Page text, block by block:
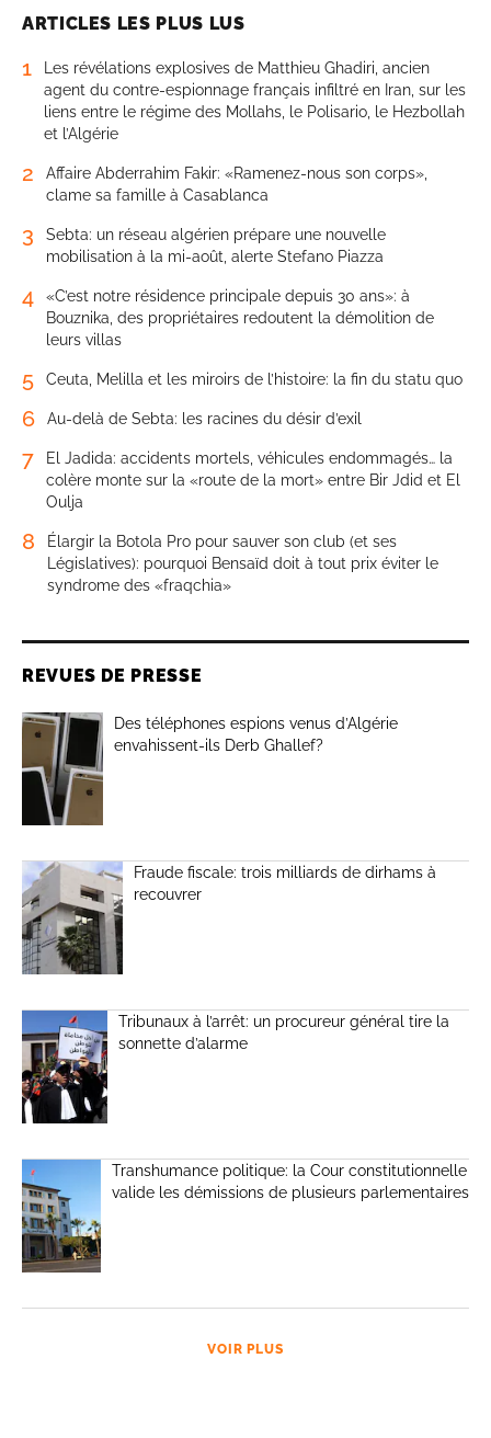
ARTICLES LES PLUS LUS
1
Les révélations explosives de Matthieu Ghadiri, ancien
agent du contre-espionnage français infiltré en Iran, sur les
liens entre le régime des Mollahs, le Polisario, le Hezbollah
et l’Algérie
2
Affaire Abderrahim Fakir: «Ramenez-nous son corps»,
clame sa famille à Casablanca
3
Sebta: un réseau algérien prépare une nouvelle
mobilisation à la mi-août, alerte Stefano Piazza
4
«C’est notre résidence principale depuis 30 ans»: à
Bouznika, des propriétaires redoutent la démolition de
leurs villas
5 Ceuta, Melilla et les miroirs de l’histoire: la fin du statu quo
6 Au-delà de Sebta: les racines du désir d’exil
7
El Jadida: accidents mortels, véhicules endommagés… la
colère monte sur la «route de la mort» entre Bir Jdid et El
Oulja
8
Élargir la Botola Pro pour sauver son club (et ses
Législatives): pourquoi Bensaïd doit à tout prix éviter le
syndrome des «fraqchia»
REVUES DE PRESSE
Des téléphones espions venus d’Algérie
envahissent-ils Derb Ghallef?
Fraude fiscale: trois milliards de dirhams à
recouvrer
Tribunaux à l’arrêt: un procureur général tire la
sonnette d’alarme
Transhumance politique: la Cour constitutionnelle
valide les démissions de plusieurs parlementaires
VOIR PLUS